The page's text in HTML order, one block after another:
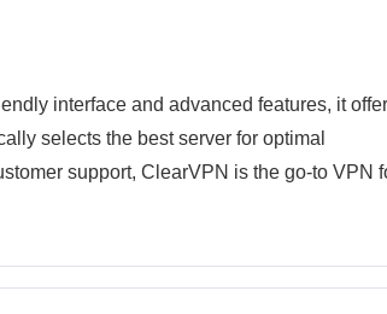
interface and advanced features, it
selects the best server for optimal
support, ClearVPN is the go-to VPN